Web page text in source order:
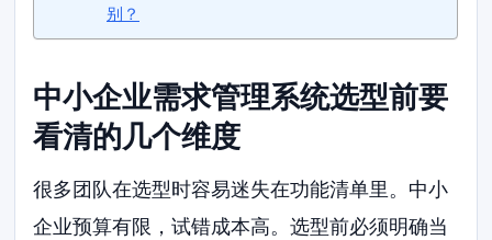
别？
中小企业需求管理系统选型前要
看清的几个维度
很多团队在选型时容易迷失在功能清单里。中小
企业预算有限，试错成本高。选型前必须明确当